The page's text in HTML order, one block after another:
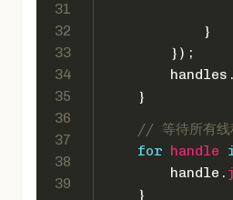
31
32
33
34
35
36
37
38
39
            }
        });
        handles.
    }
// 等待所有线
for handle
        handle.
    }